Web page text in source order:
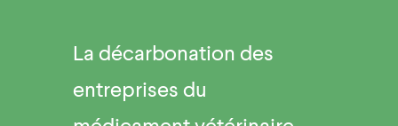
La décarbonation des
entreprises du